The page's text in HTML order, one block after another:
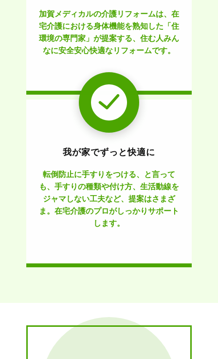
加賀メディカルの介護リフォームは、在
宅介護における身体機能を熟知した「住
環境の専門家」が提案する、住む人みん
なに安全安心快適なリフォームです。
我が家でずっと快適に
転倒防止に手すりをつける、と言って
も、手すりの種類や付け方、生活動線を
ジャマしない工夫など、提案はさまざ
ま。在宅介護のプロがしっかりサポート
します。